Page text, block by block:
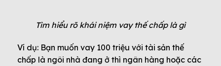
Tìm hiểu rõ khái niệm vay thế chấp là gì
Ví dụ: Bạn muốn vay 100 triệu với tài sản thế
chấp là ngôi nhà đang ở thì ngân hàng hoặc các